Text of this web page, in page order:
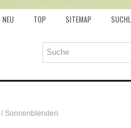
NEU TOP SITEMAP
/ Sonnenblenden